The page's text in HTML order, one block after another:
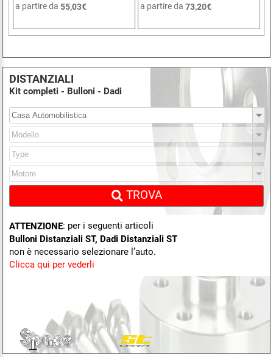
a partire da55,03€
a partire da73,20€
DISTANZIALI
Kit completi - Bulloni - Dadi
TROVA
ATTENZIONE: per i seguenti articoli
Bulloni Distanziali ST, Dadi Distanziali ST
non è necessario selezionare l’auto.
Clicca qui per vederli